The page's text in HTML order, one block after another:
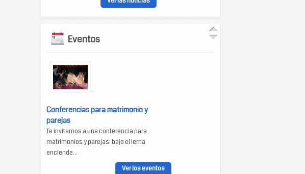
Eventos
Conferencias para matrimonio y
parejas
Te invitamos a una conferencia para
matrimonios y parejas: bajo el lema
enciende...
Ver los eventos